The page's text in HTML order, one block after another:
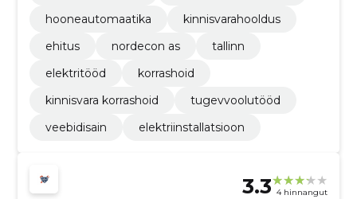
hooneautomaatika
kinnisvarahooldus
ehitus
nordecon as
tallinn
elektritööd
korrashoid
kinnisvara korrashoid
tugevvoolutööd
veebidisain
elektriinstallatsioon
3.3 4 hinnangut